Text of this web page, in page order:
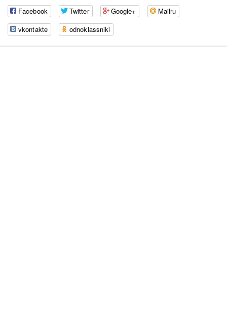
Facebook Twitter Google+
Mailru
vkontakte
odnoklassniki